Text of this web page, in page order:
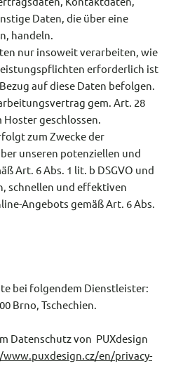
Daten, die über eine
handeln.
nur insoweit verarbeiten, wie
erforderlich ist
auf diese Daten befolgen.
gem. Art. 28
Hoster geschlossen.
zum Zwecke der
unseren potenziellen und
Art. 6 Abs. 1 lit. b DSGVO und
schnellen und effektiven
Angebots gemäß Art. 6 Abs.
bei folgendem Dienstleister:
Brno, Tschechien.
Datenschutz von PUXdesign
en/privacy-